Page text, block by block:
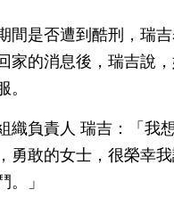
間是否遭到酷刑，瑞
家的消息後，瑞吉說
。
織負責人 瑞吉：「我
勇敢的女士，很榮幸
。」